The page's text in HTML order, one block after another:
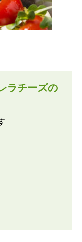
ラチーズの